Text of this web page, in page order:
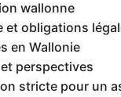
wallonne
et obligations
en Wallonie
perspectives
stricte pour un